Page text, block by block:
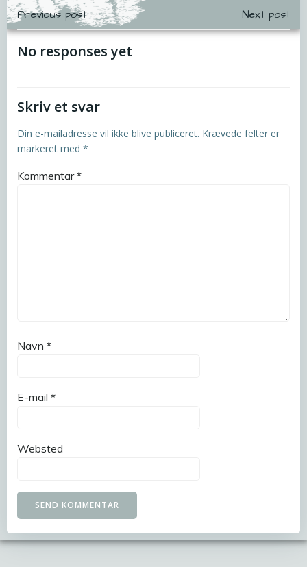
Indlægsnavigation
Previous post Next post
No responses yet
Skriv et svar
Din e-mailadresse vil ikke blive publiceret. Krævede felter er
markeret med *
Kommentar*
Navn *
E-mail *
Websted